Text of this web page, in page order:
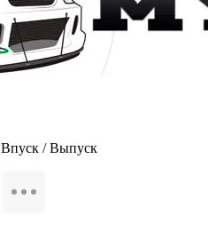
Впуск / Выпуск